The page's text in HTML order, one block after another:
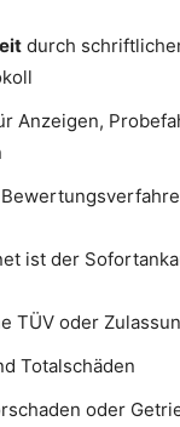
durch
Anzeigen,
ist der
TÜV oder
Totalschäden
oder